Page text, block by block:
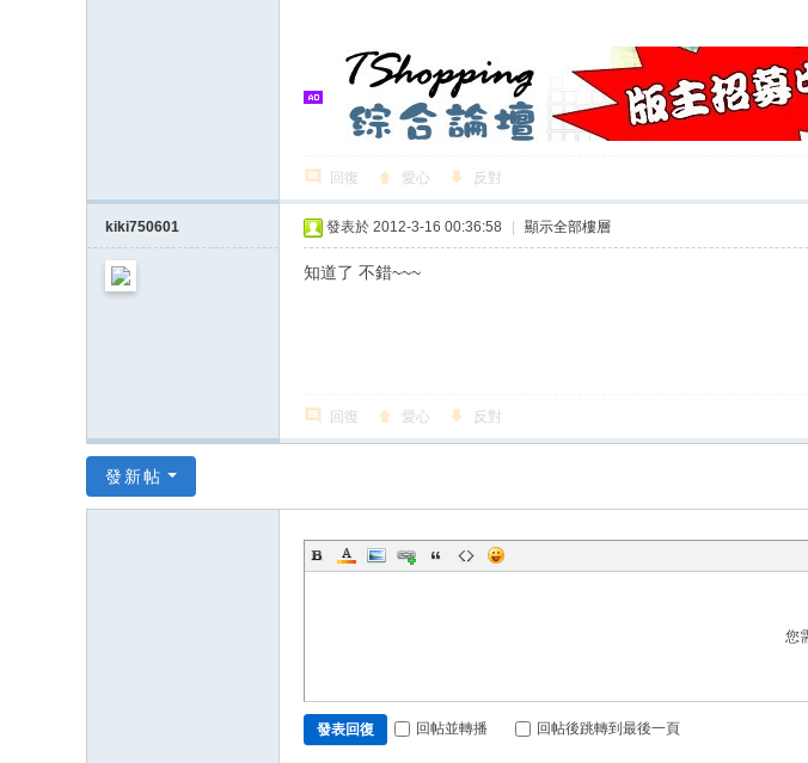
回復 愛心 反對
kiki750601 發表於 2012-3-16 00:36:58 顯示全部樓層
知道了 不錯~~~
回復 愛心 反對
發新帖
您
發表回復 回帖並轉播 回帖後跳轉到最後一頁